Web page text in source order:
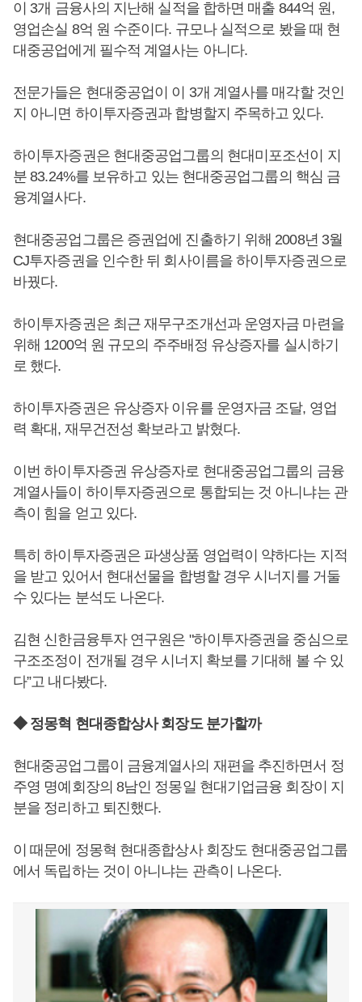
이 3개 금융사의 지난해 실적을 합하면 매출 844억 원,
영업손실 8억 원 수준이다. 규모나 실적으로 봤을 때 현
대중공업에게 필수적 계열사는 아니다.
전문가들은 현대중공업이 이 3개 계열사를 매각할 것인
지 아니면 하이투자증권과 합병할지 주목하고 있다.
하이투자증권은 현대중공업그룹의 현대미포조선이 지
분 83.24%를 보유하고 있는 현대중공업그룹의 핵심 금
융계열사다.
현대중공업그룹은 증권업에 진출하기 위해 2008년 3월
CJ투자증권을 인수한 뒤 회사이름을 하이투자증권으로
바꿨다.
하이투자증권은 최근 재무구조개선과 운영자금 마련을
위해 1200억 원 규모의 주주배정 유상증자를 실시하기
로 했다.
하이투자증권은 유상증자 이유를 운영자금 조달, 영업
력 확대, 재무건전성 확보라고 밝혔다.
이번 하이투자증권 유상증자로 현대중공업그룹의 금융
계열사들이 하이투자증권으로 통합되는 것 아니냐는 관
측이 힘을 얻고 있다.
특히 하이투자증권은 파생상품 영업력이 약하다는 지적
을 받고 있어서 현대선물을 합병할 경우 시너지를 거둘
수 있다는 분석도 나온다.
김현 신한금융투자 연구원은 "하이투자증권을 중심으로
구조조정이 전개될 경우 시너지 확보를 기대해 볼 수 있
다”고 내다봤다.
◆ 정몽혁 현대종합상사 회장도 분가할까
현대중공업그룹이 금융계열사의 재편을 추진하면서 정
주영 명예회장의 8남인 정몽일 현대기업금융 회장이 지
분을 정리하고 퇴진했다.
이 때문에 정몽혁 현대종합상사 회장도 현대중공업그룹
에서 독립하는 것이 아니냐는 관측이 나온다.